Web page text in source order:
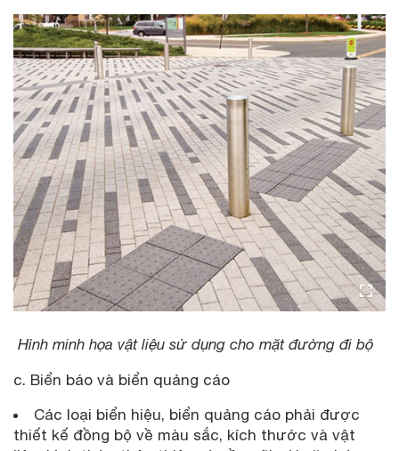
Hình minh họa vật liệu sử dụng cho mặt đường đi bộ
c. Biển báo và biển quảng cáo
Các loại biển hiệu, biển quảng cáo phải được
thiết kế đồng bộ về màu sắc, kích thước và vật